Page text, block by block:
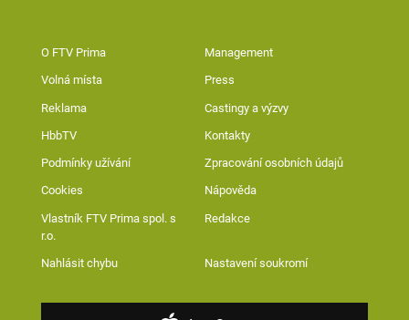
O FTV Prima Management
Volná místa Press
Reklama Castingy a výzvy
HbbTV Kontakty
Podmínky užívání Zpracování osobních údajů
Cookies Nápověda
Vlastník FTV Prima spol. s
r.o.
Redakce
Nahlásit chybu Nastavení soukromí